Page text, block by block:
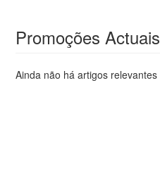
Promoções Actuais
Ainda não há artigos relevantes